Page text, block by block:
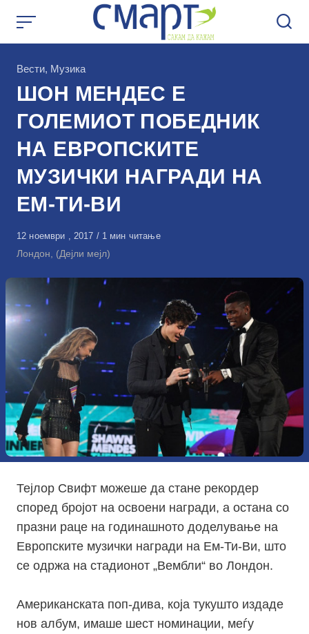
КАтегорија
Вести, Музика
ШОН МЕНДЕС Е
ГОЛЕМИОТ ПОБЕДНИК
НА ЕВРОПСКИТЕ
МУЗИЧКИ НАГРАДИ НА
ЕМ-ТИ-ВИ
Објавено
на
12 ноември , 2017 1 мин читање
Лондон, (Дејли мејл)
Тејлор Свифт можеше да стане рекордер
според бројот на освоени награди, а остана со
празни раце на годинашното доделување на
Европските музички награди на Ем-Ти-Ви, што
се одржа на стадионот „Вембли“ во Лондон.
Американската поп-дива, која тукушто издаде
нов албум, имаше шест номинации, меѓу